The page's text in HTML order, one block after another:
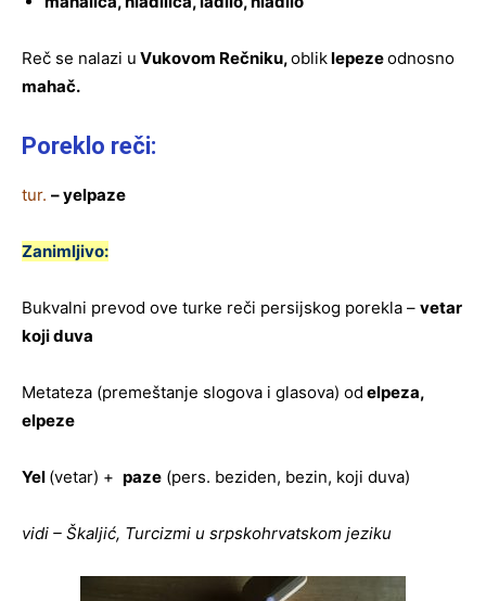
Reč se nalazi u Vukovom Rečniku,obliklepezeodnosno
mahač.
Poreklo reči:
tur. – yelpaze
Zanimljivo:
Bukvalni prevod ove turke reči persijskog porekla – vetar
koji duva
Metateza (premeštanje slogova i glasova) od elpeza,
elpeze
Yel (vetar) + paze (pers. beziden, bezin, koji duva)
vidi – Škaljić, Turcizmi u srpskohrvatskom jeziku